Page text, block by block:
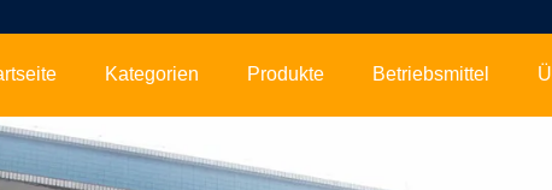
Kategorien Produkte Betriebsmittel